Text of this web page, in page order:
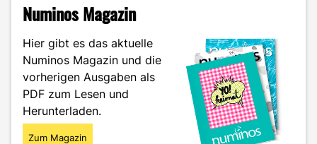
Was
mit
Marketing
zu
tun
hat"
Numinos Magazin
Hier gibt es das aktuelle
Numinos Magazin und die
vorherigen Ausgaben als
PDF zum Lesen und
Herunterladen.
Zum Magazin